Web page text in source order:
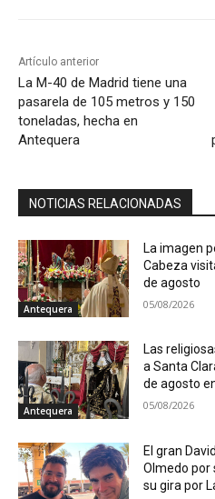
Artículo anterior
La M-40 de Madrid tiene una
pasarela de 105 metros y 150
toneladas, hecha en
Antequera
NOTICIAS RELACIONADAS
Antequera
La imagen
Cabeza
de agosto
05/08/2026
Antequera
Las
a Santa
de agosto
05/08/2026
El gran
Olmedo por
su gira por